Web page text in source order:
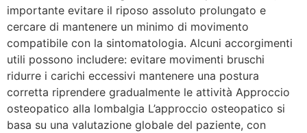
importante evitare il riposo assoluto prolungato e
cercare di mantenere un minimo di movimento
compatibile con la sintomatologia. Alcuni accorgimenti
utili possono includere: evitare movimenti bruschi
ridurre i carichi eccessivi mantenere una postura
corretta riprendere gradualmente le attività Approccio
osteopatico alla lombalgia L’approccio osteopatico si
basa su una valutazione globale del paziente, con